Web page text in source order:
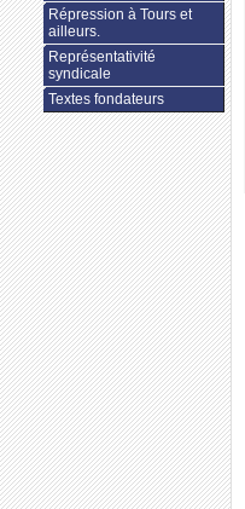
Répression à Tours et
ailleurs.
Représentativité
syndicale
Textes fondateurs